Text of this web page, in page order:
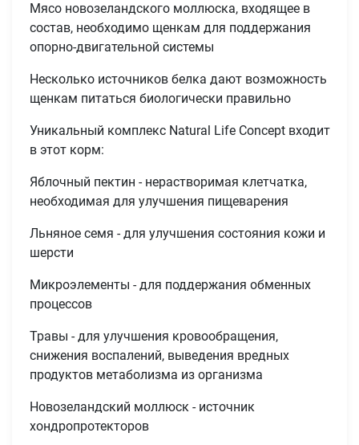
Мясо новозеландского моллюска, входящее в
состав, необходимо щенкам для поддержания
опорно-двигательной системы
Несколько источников белка дают возможность
щенкам питаться биологически правильно
Уникальный комплекс Natural Life Concept входит
в этот корм:
Яблочный пектин - нерастворимая клетчатка,
необходимая для улучшения пищеварения
Льняное семя - для улучшения состояния кожи и
шерсти
Микроэлементы - для поддержания обменных
процессов
Травы - для улучшения кровообращения,
снижения воспалений, выведения вредных
продуктов метаболизма из организма
Новозеландский моллюск - источник
хондропротекторов